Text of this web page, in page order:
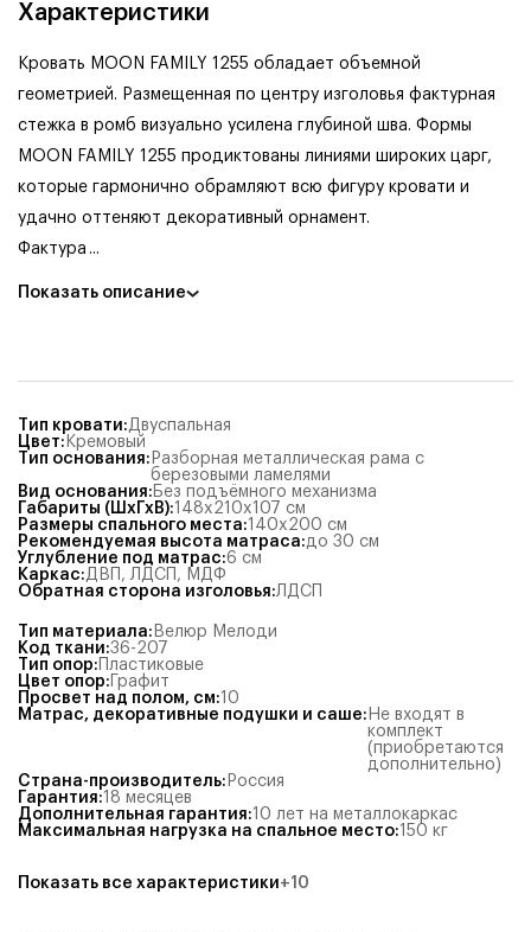
Характеристики
Кровать MOON FAMILY 1255 обладает объемной
геометрией. Размещенная по центру изголовья фактурная
стежка в ромб визуально усилена глубиной шва. Формы
MOON FAMILY 1255 продиктованы линиями широких царг,
которые гармонично обрамляют всю фигуру кровати и
удачно оттеняют декоративный орнамент.
Фактура ...
Показать описание
Тип кровати:Двуспальная
Цвет: Кремовый
Тип основания: Разборная металлическая рама с
березовыми ламелями
Вид основания: Без подъёмного механизма
Габариты (ШхГхВ):148x210x107 см
Размеры спального места:140x200 см
Рекомендуемая высота матраса:до 30 см
Углубление под матрас:6 см
Каркас:ДВП , ЛДСП , МДФ
Обратная сторона изголовья:ЛДСП
Тип материала: Велюр Мелоди
Код ткани:36-207
Тип опор: Пластиковые
Цвет опор: Графит
Просвет над полом, см:10
Матрас, декоративные подушки и саше: Не входят в
комплект
(приобретаются
дополнительно)
Страна-производитель: Россия
Гарантия:18 месяцев
Дополнительная гарантия:10 лет на металлокаркас
Максимальная нагрузка на спальное место:150 кг
Показать все характеристики+10